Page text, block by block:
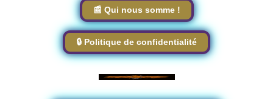
📰 Qui nous somme !
🔒 Politique de confidentialité